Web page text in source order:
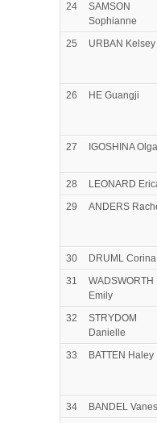
24
SAMSON
Sophianne
25 URBAN Kelsey
26 HE Guangji
27 IGOSHINA Olga
28 LEONARD
29
ANDERS
30 DRUML Corina
31
WADSWORTH
Emily
32
STRYDOM
Danielle
33 BATTEN Haley
34 BANDEL